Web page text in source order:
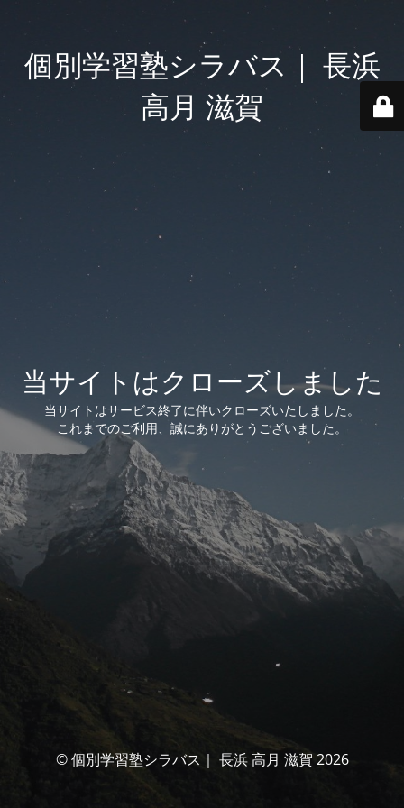
個別学習塾シラバス｜ 長浜
高月 滋賀
当サイトはクローズしました
当サイトはサービス終了に伴いクローズいたしました。
これまでのご利用、誠にありがとうございました。
© 個別学習塾シラバス｜ 長浜 高月 滋賀 2026